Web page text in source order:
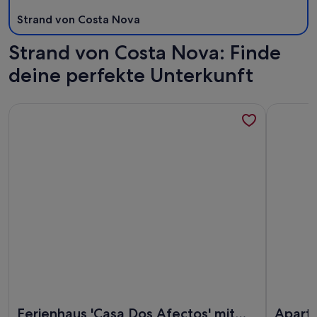
Strand von Costa Nova
Strand von Costa Nova: Finde
deine perfekte Unterkunft
Ferienhaus 'Casa Dos Afectos' mit